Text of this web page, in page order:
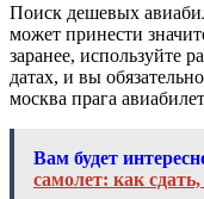
Поиск дешевых
может принести
заранее, используйте
датах, и вы
москва прага
Вам будет
самолет: как